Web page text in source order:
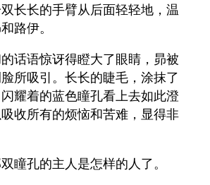
长长的手臂从后面轻轻地，温
路伊。
话语惊讶得瞪大了眼睛，昴被
所吸引。长长的睫毛，涂抹了
耀着的蓝色瞳孔看上去如此澄
收所有的烦恼和苦难，显得非
瞳孔的主人是怎样的人了。